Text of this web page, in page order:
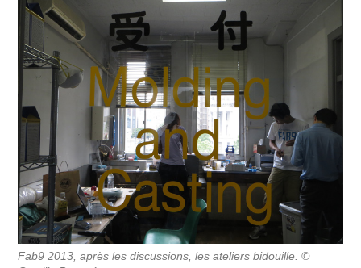
Fab9 2013, après les discussions, les ateliers bidouille. ©